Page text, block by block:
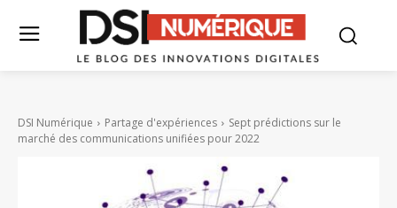
DSI Numérique Partage d'expériences
Sept prédictions sur le
marché des communications unifiées pour 2022